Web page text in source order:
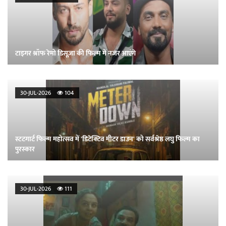
टाइगर श्रॉफ रेमो डिसूज़ा की फिल्म में नजर आएंगे
30-JUL-2026 104
स्टटगार्ट फिल्म महोत्सव में 'डिटेक्टिव मीटर डाउन' को सर्वश्रेष्ठ लघु फिल्म का
पुरस्कार
30-JUL-2026 111